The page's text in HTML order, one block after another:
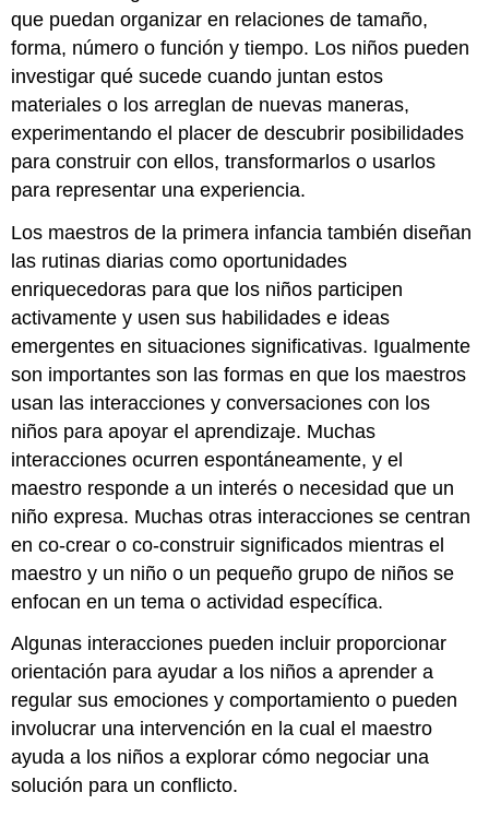
que puedan organizar en relaciones de tamaño,
forma, número o función y tiempo. Los niños pueden
investigar qué sucede cuando juntan estos
materiales o los arreglan de nuevas maneras,
experimentando el placer de descubrir posibilidades
para construir con ellos, transformarlos o usarlos
para representar una experiencia.
Los maestros de la primera infancia también diseñan
las rutinas diarias como oportunidades
enriquecedoras para que los niños participen
activamente y usen sus habilidades e ideas
emergentes en situaciones significativas. Igualmente
son importantes son las formas en que los maestros
usan las interacciones y conversaciones con los
niños para apoyar el aprendizaje. Muchas
interacciones ocurren espontáneamente, y el
maestro responde a un interés o necesidad que un
niño expresa. Muchas otras interacciones se centran
en co-crear o co-construir significados mientras el
maestro y un niño o un pequeño grupo de niños se
enfocan en un tema o actividad específica.
Algunas interacciones pueden incluir proporcionar
orientación para ayudar a los niños a aprender a
regular sus emociones y comportamiento o pueden
involucrar una intervención en la cual el maestro
ayuda a los niños a explorar cómo negociar una
solución para un conflicto.